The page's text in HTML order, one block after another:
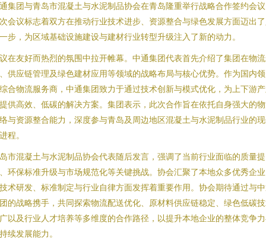
集团与青岛市混凝土与水泥制品协会在青岛隆重举行战略合作签约会
会议标志着双方在推动行业技术进步、资源整合与绿色发展方面迈出
步，为区域基础设施建设与建材行业转型升级注入了新的动力。
在友好而热烈的氛围中拉开帷幕。中通集团代表首先介绍了集团在物
供应链管理及绿色建材应用等领域的战略布局与核心优势。作为国内
合物流服务商，中通集团致力于通过技术创新与模式优化，为上下游
供高效、低碳的解决方案。集团表示，此次合作旨在依托自身强大的
与资源整合能力，深度参与青岛及周边地区混凝土与水泥制品行业的
程。
市混凝土与水泥制品协会代表随后发言，强调了当前行业面临的质量提
环保标准升级与市场规范化等关键挑战。协会汇聚了本地众多优秀企
术研发、标准制定与行业自律方面发挥着重要作用。协会期待通过与
的战略携手，共同探索物流配送优化、原材料供应链稳定、绿色低碳
以及行业人才培养等多维度的合作路径，以提升本地企业的整体竞争
续发展能力。